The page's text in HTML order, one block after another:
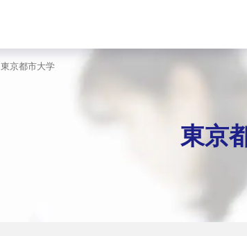
東京都市大学
東京